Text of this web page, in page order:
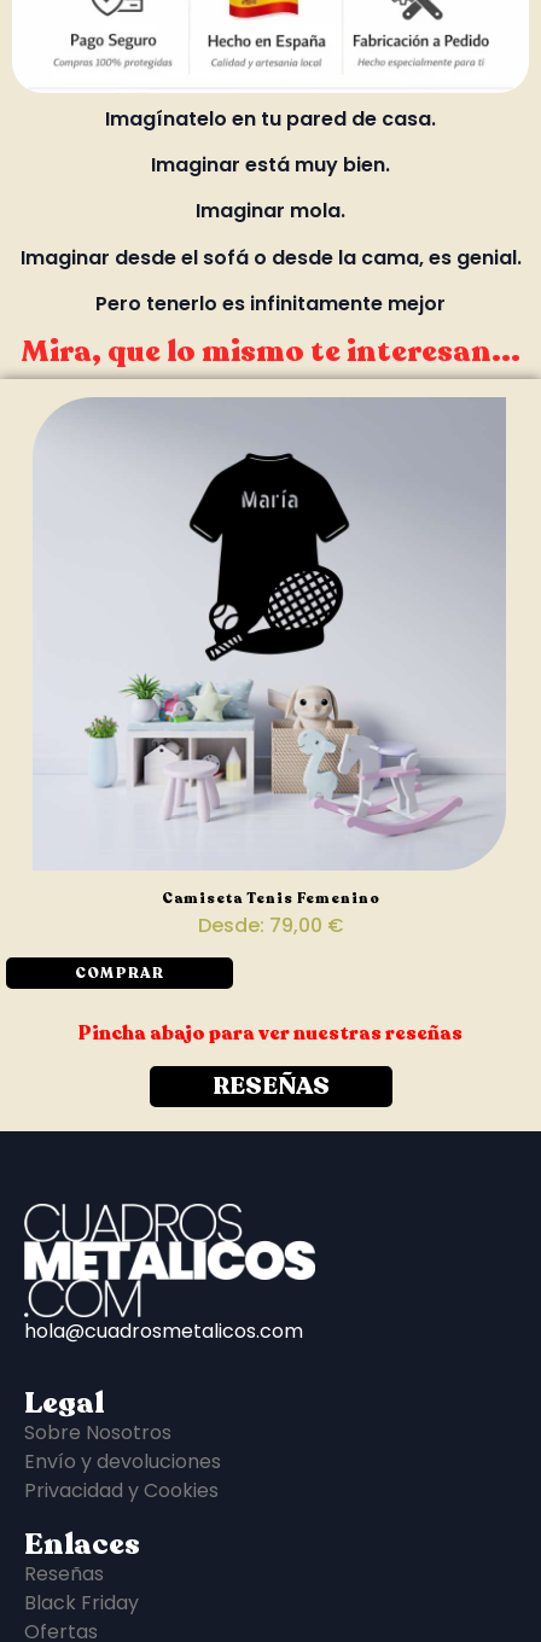
Imagínatelo en tu pared de casa.
Imaginar está muy bien.
Imaginar mola.
Imaginar desde el sofá o desde la cama, es genial.
Pero tenerlo es infinitamente mejor
Mira, que lo mismo te interesan...
Camiseta Tenis Femenino
Desde: 79,00 €
COMPRAR
Pincha abajo para ver nuestras reseñas
RESEÑAS
hola@cuadrosmetalicos.com
Legal
Sobre Nosotros
Envío y devoluciones
Privacidad y Cookies
Enlaces
Reseñas
Black Friday
Ofertas